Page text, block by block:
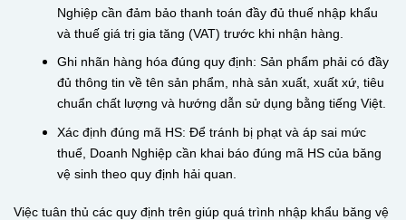
Nghiệp cần đảm bảo thanh toán đầy đủ thuế nhập khẩu
và thuế giá trị gia tăng (VAT) trước khi nhận hàng.
Ghi nhãn hàng hóa đúng quy định: Sản phẩm phải có đầy
đủ thông tin về tên sản phẩm, nhà sản xuất, xuất xứ, tiêu
chuẩn chất lượng và hướng dẫn sử dụng bằng tiếng Việt.
Xác định đúng mã HS: Để tránh bị phạt và áp sai mức
thuế, Doanh Nghiệp cần khai báo đúng mã HS của băng
vệ sinh theo quy định hải quan.
Việc tuân thủ các quy định trên giúp quá trình nhập khẩu băng vệ